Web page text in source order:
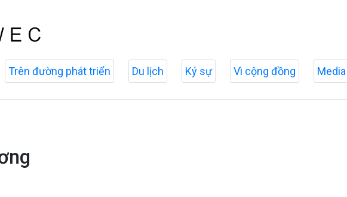
Trên đường phát triển Du lịch Ký sự Vì cộng đồng Media